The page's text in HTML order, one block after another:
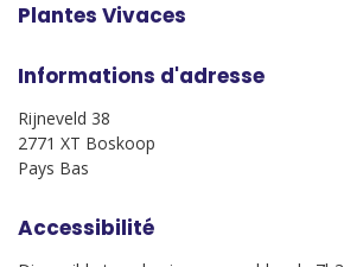
Plantes Vivaces
Informations d'adresse
Rijneveld 38
2771 XT Boskoop
Pays Bas
Accessibilité